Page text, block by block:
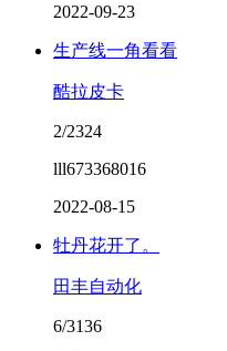
2022-09-23
生产线一角看看
酷拉皮卡
2/2324
lll673368016
2022-08-15
牡丹花开了。
田丰自动化
6/3136